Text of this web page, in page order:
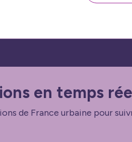
en temps
de France urbaine pour